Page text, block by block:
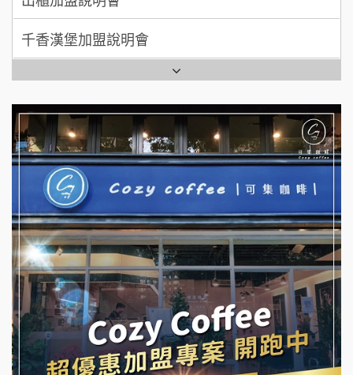
拾鑶火鍋加盟說明會
全家加盟說明會
台灣G湯加盟說明會
彭富貴加盟說明會
NU PASTA義大利麵加盟說明會
潮鍋癮加盟說明會
蓁伙烤倆吃加盟說明會
霏等茶加盟說明會
早安山丘加盟說明會
冰封仙果加盟說明會
七盞茶加盟說明會
拉亞漢堡加盟說明會
杜芳子古味茶鋪加盟說明會
優握握×酸奶大獅加盟說明會
冬城門加盟說明會
拾鑶火鍋加盟說明會
阿性情趣無人販售所加盟明會
龍涎居好湯加盟說明會
舒油頭加盟說明會